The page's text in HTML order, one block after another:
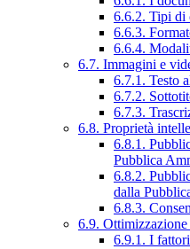
6.6.2. Tipi di
6.6.3.
6.6.4.
6.7. Immagini e
6.7.1. Testo
6.7.2.
6.7.3.
6.8. Proprietà
6.8.1.
Pubblica
6.8.2.
dalla
6.8.3.
6.9.
6.9.1. I fattori